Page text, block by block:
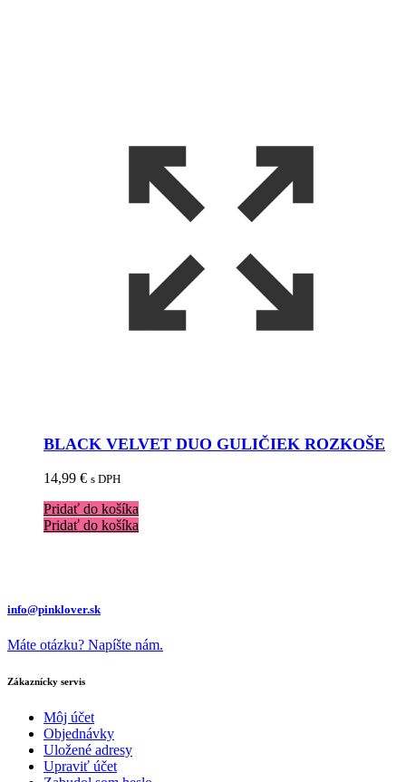
BLACK VELVET DUO GULIČIEK ROZKOŠE
14,99 € s DPH
Pridať do košíka
Pridať do košíka
info@pinklover.sk
Máte otázku? Napíšte nám.
Zákaznícky servis
Môj účet
Objednávky
Uložené adresy
Upraviť účet